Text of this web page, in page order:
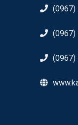
(0967)
(0967)
(0967)